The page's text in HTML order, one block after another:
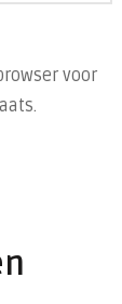
voor